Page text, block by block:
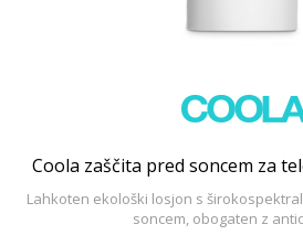
Coola zaščita pred soncem za
Lahkoten ekološki losjon s
soncem, obogaten z